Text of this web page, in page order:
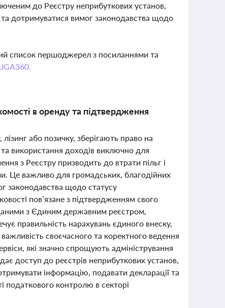
до Реєстру неприбуткових установ,
дотримуватися вимог законодавства щодо
список першоджерел з посиланнями та
в оренду та підтвердження
лізинг або позичку, зберігають право на
використання доходів виключно для
з Реєстру призводить до втрати пільг і
Це важливо для громадських, благодійних
законодавства щодо статусу
пов’язане з підтвердженням свого
з Єдиним державним реєстром,
правильність нарахувань єдиного внеску,
своєчасного та коректного ведення
які значно спрощують адміністрування
доступ до реєстрів неприбуткових установ,
інформацію, подавати декларації та
податкового контролю в секторі